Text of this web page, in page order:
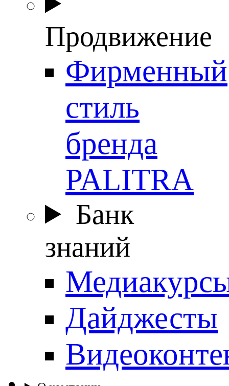
Продвижение
Фирменный
стиль
бренда
PALITRA
Банк
знаний
Дайджесты